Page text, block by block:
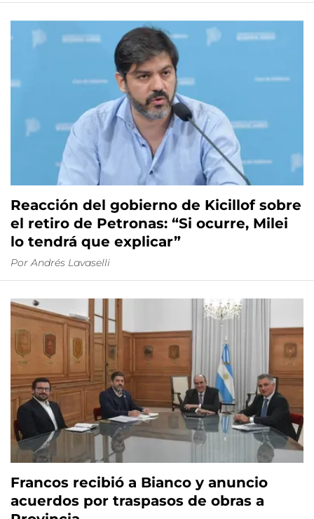
Reacción del gobierno de Kicillof sobre
el retiro de Petronas: “Si ocurre, Milei
lo tendrá que explicar”
Por Andrés Lavaselli
Francos recibió a Bianco y anuncio
acuerdos por traspasos de obras a